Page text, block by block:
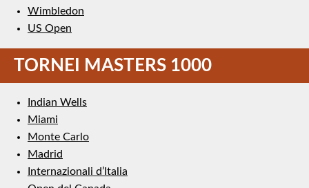
Wimbledon
US Open
TORNEI MASTERS 1000
Indian Wells
Miami
Monte Carlo
Madrid
Internazionali d’Italia